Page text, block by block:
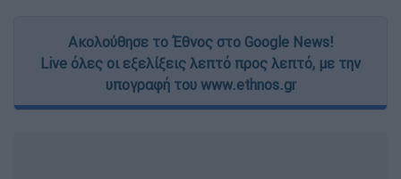
Ακολούθησε το Έθνος στο Google News!
Live όλες οι εξελίξεις λεπτό προς λεπτό, με την
υπογραφή του www.ethnos.gr